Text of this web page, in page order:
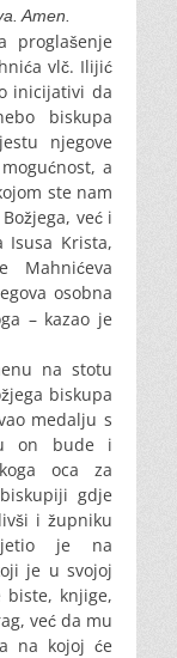
Amen.
proglašenje
vlč. Ilijić
inicijativi da
biskupa
njegove
a
ste nam
već i
Isusa Krista,
osobna
– kazao je
na stotu
biskupa
medalju s
on bude i
oca za
gdje
i župniku
je na
je u svojoj
biste, knjige,
već da mu
na kojoj će